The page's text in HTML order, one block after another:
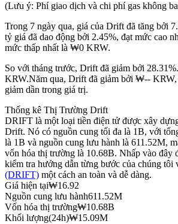
USDC Futures vĩnh cửu
Futures sử dụng USDC làm tài sản thế
Sao chép Giao dịch
(Lưu ý: Phí giao dịch và chi phí gas không
Trong 7 ngày qua, giá của Drift đã tăng bởi
tỷ giá đã dao động bởi 2.45%, đạt mức cao
mức thấp nhất là ₩0 KRW.
So với tháng trước, Drift đã giảm bởi
KRW.Năm qua, Drift đã giảm bởi ₩-- KRW,
giảm dần trong giá trị.
Thống kê Thị Trường Drift
DRIFT là một loại tiền điện tử được xây
Drift. Nó có nguồn cung tối đa là 1B, với
là 1B và nguồn cung lưu hành là 611.52M,
vốn hóa thị trường là 10.68B. Nhấp vào đây
kiểm tra hướng dẫn từng bước của chúng tôi
(DRIFT) một cách an toàn và dễ dàng.
Giá hiện tại₩16.92
Nguồn cung lưu hành611.52M
Vốn hóa thị trường₩10.68B
Khối lượng(24h)₩15.09M